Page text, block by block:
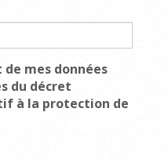
mes données
du décret
à la protection de